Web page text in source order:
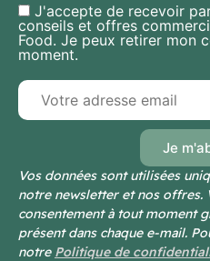
J'accepte de recevoir
conseils et offres
Food. Je peux retirer mon
moment.
Vos données sont utilisées
notre newsletter et nos offres.
consentement à tout moment
présent dans chaque e-mail.
notre Politique de